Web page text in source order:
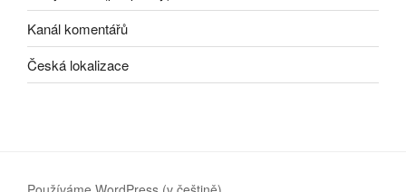
Kanál komentářů
Česká lokalizace